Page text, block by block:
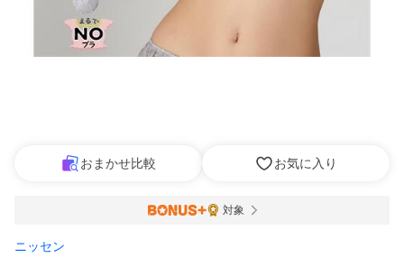
おまかせ比較 お気に入り
対象
ニッセン